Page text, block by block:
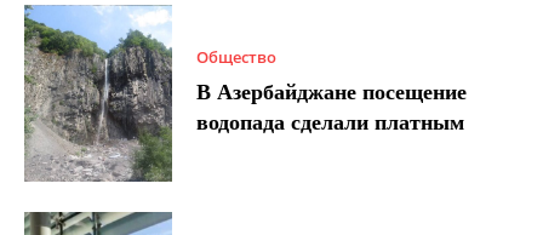
Общество
В Азербайджане посещение
водопада сделали платным